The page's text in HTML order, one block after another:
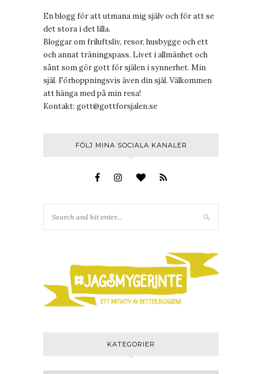
En blogg för att utmana mig själv och för att se
det stora i det lilla.
Bloggar om friluftsliv, resor, husbygge och ett
och annat träningspass. Livet i allmänhet och
sånt som gör gott för själen i synnerhet. Min
själ. Förhoppningsvis även din själ. Välkommen
att hänga med på min resa!
Kontakt: gott@gottforsjalen.se
FÖLJ MINA SOCIALA KANALER
KATEGORIER